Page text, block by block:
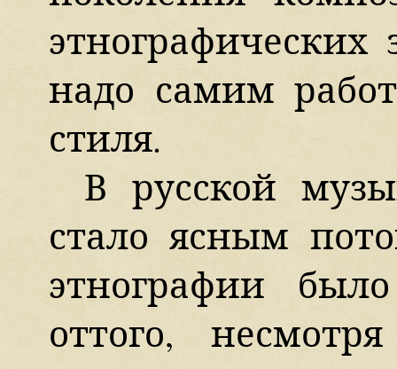
надо самим
стиля.
В русской
стало ясным
этнографии
оттого,